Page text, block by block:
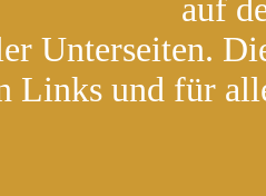
auf
Unterseiten.
Links und für